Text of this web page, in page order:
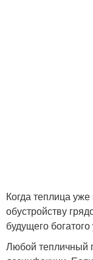
Когда теплица
обустройству
будущего
Любой тепличный